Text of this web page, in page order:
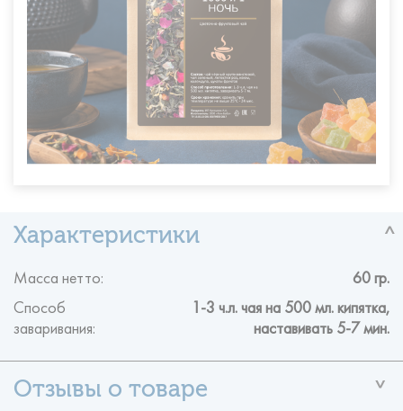
Масса нетто: 60 гр.
Способ
1-3 ч.л. чая на 500 мл. кипятка,
наставивать 5-7 мин.